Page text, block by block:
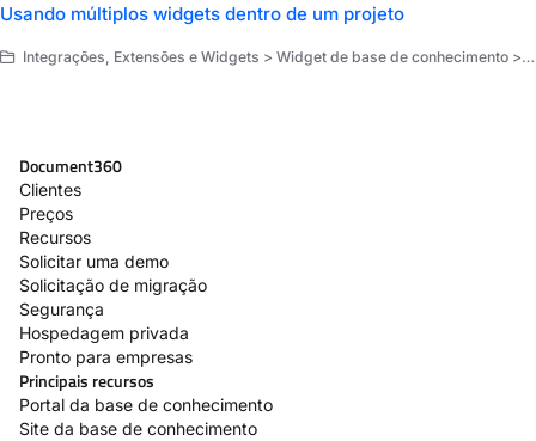
Usando múltiplos widgets dentro de um projeto
Integrações, Extensões e Widgets > Widget de base de conhecimento > Configurar o widget da base de conhecimento
Document360
Clientes
Preços
Recursos
Solicitar uma demo
Solicitação de migração
Segurança
Hospedagem privada
Pronto para empresas
Principais recursos
Portal da base de conhecimento
Site da base de conhecimento